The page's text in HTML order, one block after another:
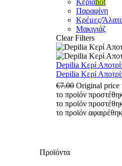
Κεριάhot
Παραφίνη
Κρέμες/
Μακιγιάζ
Clear Filters
Depilia Κερί
Depilia Κερί
€7.00 Original price
το προϊόν
το προϊόν
το προϊόν
Προϊόντα